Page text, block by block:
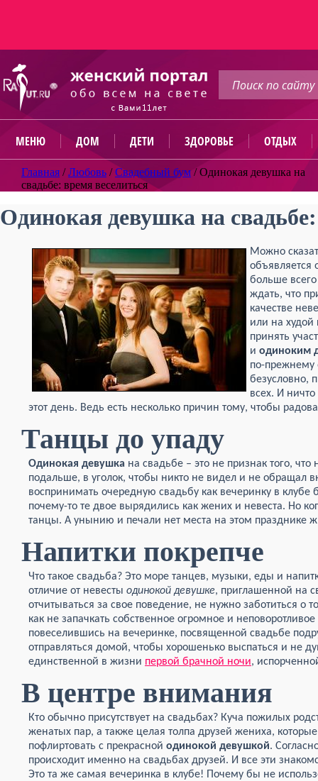
МЕНЮ ДОМ ДЕТИ ЗДОРОВЬЕ ОТДЫХ
Главная /Любовь /Свадебный бум /Одинокая девушка на
свадьбе: время веселиться
Одинокая девушка на
Можно
объявляется
больше
ждать, что
качестве
или на худой
принять
и одиноким
по-прежнему
безусловно,
всех. И
этот день. Ведь есть несколько причин тому, чтобы
Танцы до упаду
Одинокая девушка на свадьбе – это не признак того,
подальше, в уголок, чтобы никто не видел и не обращал
воспринимать очередную свадьбу как вечеринку в
почему-то те двое вырядились как жених и невеста. Но
танцы. А унынию и печали нет места на этом празднике
Напитки покрепче
Что такое свадьба? Это море танцев, музыки, еды и
отличие от невесты одинокой девушке, приглашенной на
отчитываться за свое поведение, не нужно заботиться о
как не запачкать собственное огромное и
повеселившись на вечеринке, посвященной свадьбе
отправляться домой, чтобы хорошенько выспаться и не
единственной в жизни первой брачной ночи,
В центре внимания
Кто обычно присутствует на свадьбах? Куча пожилых
женатых пар, а также целая толпа друзей жениха,
пофлиртовать с прекрасной одинокой девушкой.
происходит именно на свадьбах друзей. И все эти
Это та же самая вечеринка в клубе! Почему бы не